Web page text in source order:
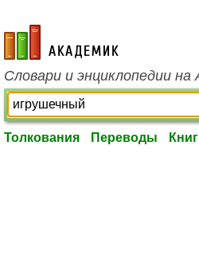
academic.ru
Словари и энциклопедии на
Толкования Переводы